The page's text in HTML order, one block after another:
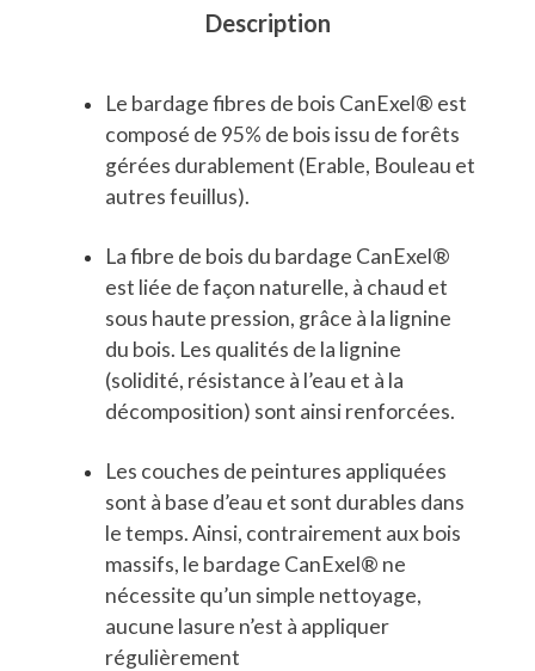
Description
Le bardage fibres de bois CanExel® est
composé de 95% de bois issu de forêts
gérées durablement (Erable, Bouleau et
autres feuillus).
La fibre de bois du bardage CanExel®
est liée de façon naturelle, à chaud et
sous haute pression, grâce à la lignine
du bois. Les qualités de la lignine
(solidité, résistance à l’eau et à la
décomposition) sont ainsi renforcées.
Les couches de peintures appliquées
sont à base d’eau et sont durables dans
le temps. Ainsi, contrairement aux bois
massifs, le bardage CanExel® ne
nécessite qu’un simple nettoyage,
aucune lasure n’est à appliquer
régulièrement